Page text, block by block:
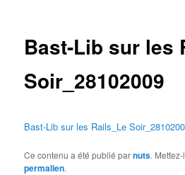
Bast-Lib sur les
Soir_28102009
Bast-Lib sur les Rails_Le
Ce contenu a été publié parnuts.
permalien.